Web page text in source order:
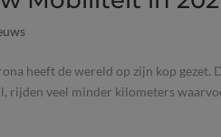
heeft de wereld op zijn kop gezet.
rijden veel minder kilometers